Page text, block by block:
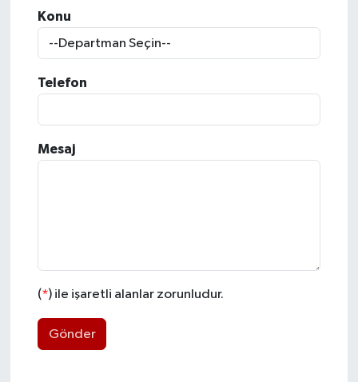
Konu
Telefon
Mesaj
(*) ile işaretli alanlar zorunludur.
Gönder